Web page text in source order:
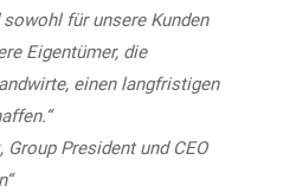
sowohl für unsere Kunden
Eigentümer, die
einen langfristigen
Group President und CEO